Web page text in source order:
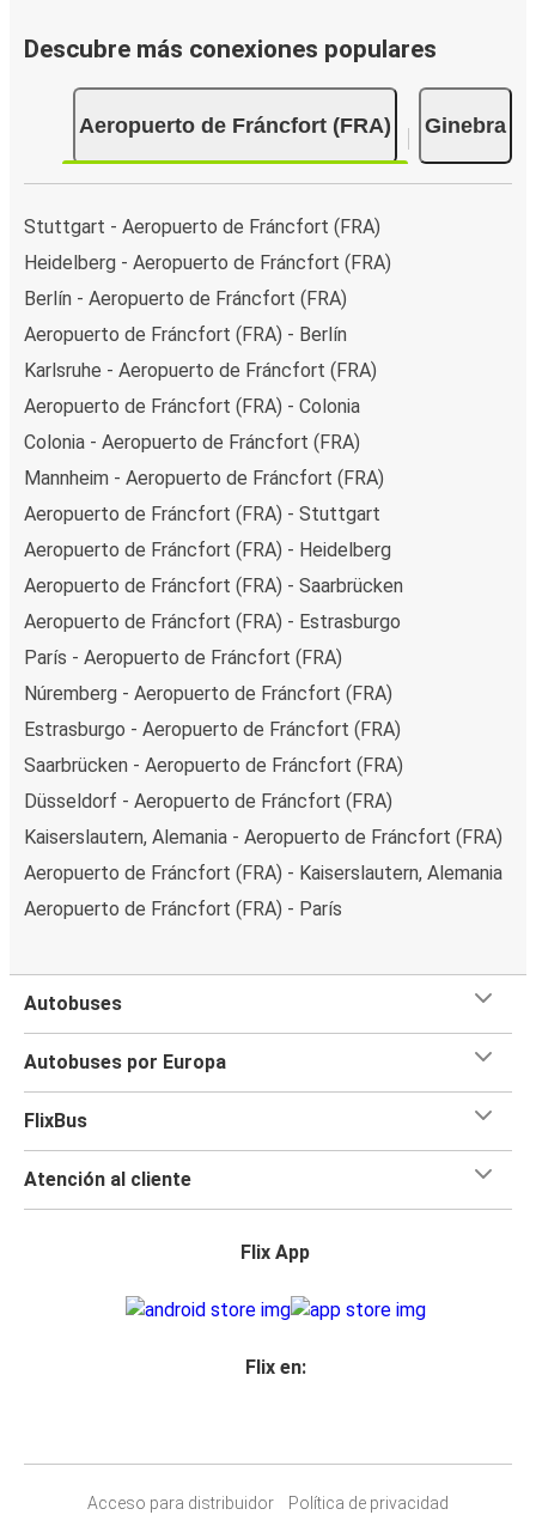
Descubre más conexiones populares
Aeropuerto de Fráncfort (FRA) Ginebra
Stuttgart - Aeropuerto de Fráncfort (FRA)
Heidelberg - Aeropuerto de Fráncfort (FRA)
Berlín - Aeropuerto de Fráncfort (FRA)
Aeropuerto de Fráncfort (FRA) - Berlín
Karlsruhe - Aeropuerto de Fráncfort (FRA)
Aeropuerto de Fráncfort (FRA) - Colonia
Colonia - Aeropuerto de Fráncfort (FRA)
Mannheim - Aeropuerto de Fráncfort (FRA)
Aeropuerto de Fráncfort (FRA) - Stuttgart
Aeropuerto de Fráncfort (FRA) - Heidelberg
Aeropuerto de Fráncfort (FRA) - Saarbrücken
Aeropuerto de Fráncfort (FRA) - Estrasburgo
París - Aeropuerto de Fráncfort (FRA)
Núremberg - Aeropuerto de Fráncfort (FRA)
Estrasburgo - Aeropuerto de Fráncfort (FRA)
Saarbrücken - Aeropuerto de Fráncfort (FRA)
Düsseldorf - Aeropuerto de Fráncfort (FRA)
Kaiserslautern, Alemania - Aeropuerto de Fráncfort (FRA)
Aeropuerto de Fráncfort (FRA) - Kaiserslautern, Alemania
Aeropuerto de Fráncfort (FRA) - París
Autobuses
Autobuses por Europa
FlixBus
Atención al cliente
Flix App
Flix en:
Acceso para distribuidor Política de privacidad